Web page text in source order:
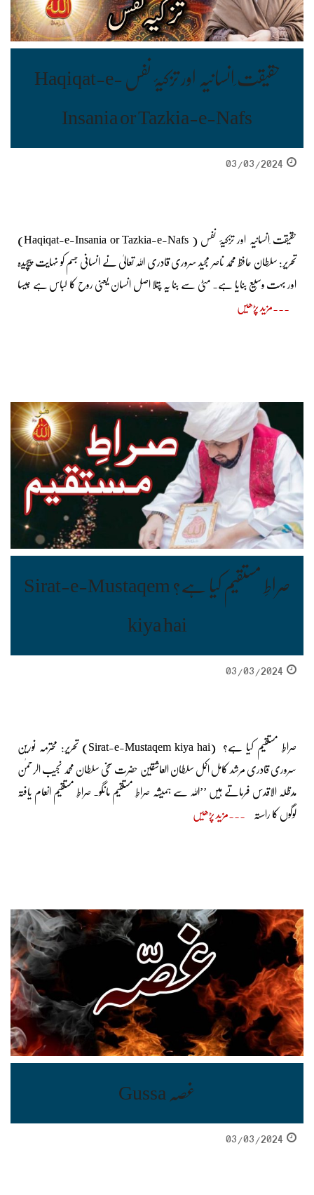
حقیقت ِانسانیہ اور تزکیۂ نفس Haqiqat-e-
Insania or Tazkia-e-Nafs
03/03/2024
حقیقت ِانسانیہ اور تزکیۂ نفس ( Haqiqat-e-Insania or Tazkia-e-Nafs)
تحریر: سلطان حافظ محمد ناصر مجید سروری قادری اللہ تعالیٰ نے انسانی جسم کو نہایت پیچیدہ
اور بہت وسیع بنایا ہے۔ مٹی سے بنا یہ پتلا اصل انسان یعنی روح کا لباس ہے جیسا
مزید پڑھیں
صراطِ مستقیم کیا ہے؟ Sirat-e-Mustaqem
kiya hai
03/03/2024
صراطِ مستقیم کیا ہے؟ (Sirat-e-Mustaqem kiya hai) تحریر: محترمہ نورین
سروری قادری مرشد کامل اکمل سلطان العاشقین حضرت سخی سلطان محمد نجیب الرحمٰن
مدظلہ الاقدس فرماتے ہیں ’’اللہ سے ہمیشہ صراطِ مستقیم مانگو۔ صراطِ مستقیم انعام یافتہ
لوگوں کا راستہ مزید پڑھیں
غصہ Gussa
03/03/2024